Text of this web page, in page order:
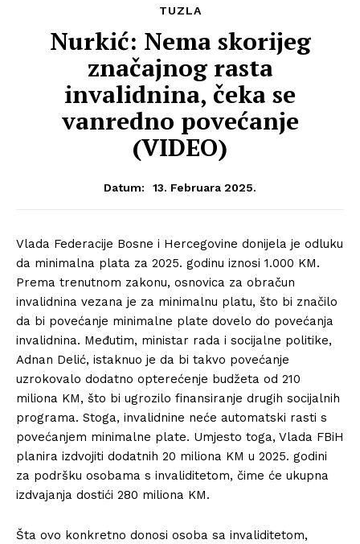
TUZLA
Nurkić: Nema skorijeg
značajnog rasta
invalidnina, čeka se
vanredno povećanje
(VIDEO)
Datum: 13. Februara 2025.
Vlada Federacije Bosne i Hercegovine donijela je odluku
da minimalna plata za 2025. godinu iznosi 1.000 KM.
Prema trenutnom zakonu, osnovica za obračun
invalidnina vezana je za minimalnu platu, što bi značilo
da bi povećanje minimalne plate dovelo do povećanja
invalidnina. Međutim, ministar rada i socijalne politike,
Adnan Delić, istaknuo je da bi takvo povećanje
uzrokovalo dodatno opterećenje budžeta od 210
miliona KM, što bi ugrozilo finansiranje drugih socijalnih
programa. Stoga, invalidnine neće automatski rasti s
povećanjem minimalne plate. Umjesto toga, Vlada FBiH
planira izdvojiti dodatnih 20 miliona KM u 2025. godini
za podršku osobama s invaliditetom, čime će ukupna
izdvajanja dostići 280 miliona KM.
Šta ovo konkretno donosi osoba sa invaliditetom,